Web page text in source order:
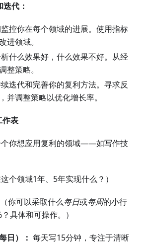
代：
控你在每个领域的进展。使用指标
进领域。
什么效果好，什么效果不好。从经
整策略。
迭代和完善你的复利方法。寻求反
并调整策略以优化增长率。
作表
个你想应用复利的领域——如写作技
这个领域1年、5年实现什么？）
（你可以采取什么每日或每周的小行
具体和可操作。）
日）： 每天写15分钟，专注于清晰